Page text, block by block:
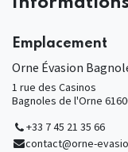
Emplacement
Orne Évasion
1 rue des Casinos
Bagnoles de l'Orne
+33 7 45 21 35 66
contact@orne-